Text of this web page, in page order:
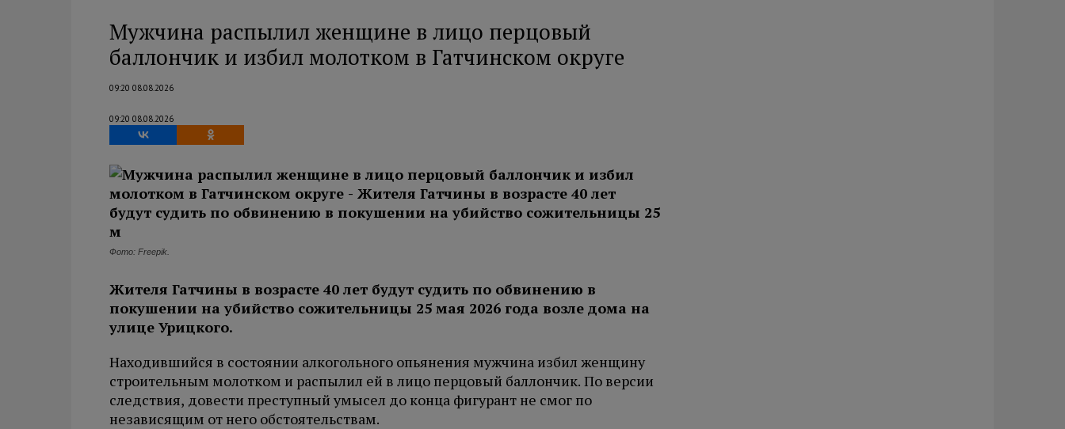
Мужчина распылил женщине в лицо перцовый
баллончик и избил молотком в Гатчинском округе
09:20 08.08.2026
09:20 08.08.2026
Фото: Freepik.
Жителя Гатчины в возрасте 40 лет будут судить по обвинению в
покушении на убийство сожительницы 25 мая 2026 года возле дома на
улице Урицкого.
Находившийся в состоянии алкогольного опьянения мужчина избил женщину
строительным молотком и распылил ей в лицо перцовый баллончик. По версии
следствия, довести преступный умысел до конца фигурант не смог по
независящим от него обстоятельствам.